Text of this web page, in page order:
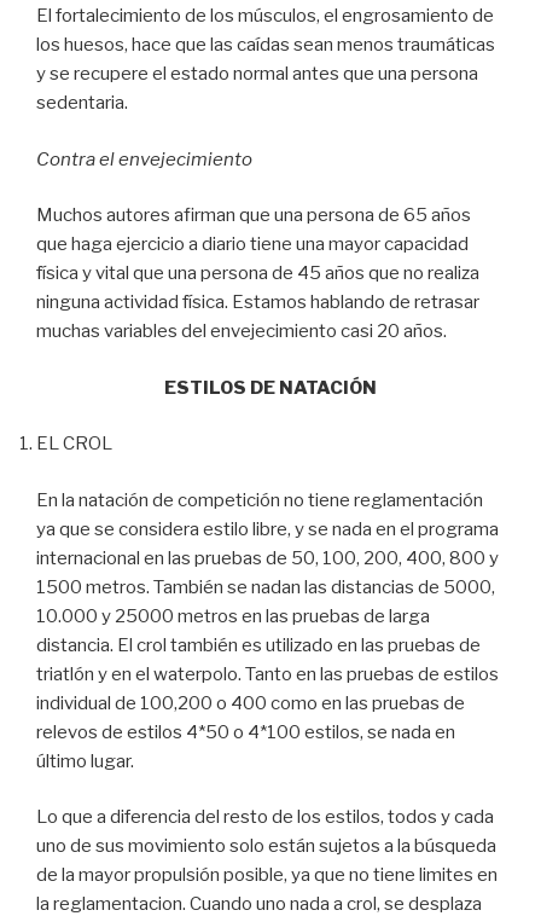
El fortalecimiento de los músculos, el engrosamiento de
los huesos, hace que las caídas sean menos traumáticas
y se recupere el estado normal antes que una persona
sedentaria.
Contra el envejecimiento
Muchos autores afirman que una persona de 65 años
que haga ejercicio a diario tiene una mayor capacidad
física y vital que una persona de 45 años que no realiza
ninguna actividad física. Estamos hablando de retrasar
muchas variables del envejecimiento casi 20 años.
ESTILOS DE NATACIÓN
EL CROL
En la natación de competición no tiene reglamentación
ya que se considera estilo libre, y se nada en el programa
internacional en las pruebas de 50, 100, 200, 400, 800 y
1500 metros. También se nadan las distancias de 5000,
10.000 y 25000 metros en las pruebas de larga
distancia. El crol también es utilizado en las pruebas de
triatlón y en el waterpolo. Tanto en las pruebas de estilos
individual de 100,200 o 400 como en las pruebas de
relevos de estilos 4*50 o 4*100 estilos, se nada en
último lugar.
Lo que a diferencia del resto de los estilos, todos y cada
uno de sus movimiento solo están sujetos a la búsqueda
de la mayor propulsión posible, ya que no tiene limites en
la reglamentacion. Cuando uno nada a crol, se desplaza